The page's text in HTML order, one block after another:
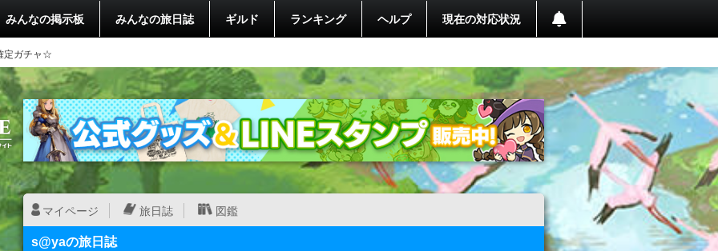
みんなの掲示板 みんなの旅日誌 ギルド ランキング ヘルプ 現在の対応状況
定ガチャ☆
マイページ 旅日誌 図鑑
s@yaの旅日誌